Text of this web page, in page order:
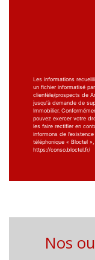
Les informations
un fichier informatisé
clientèle/prospects de
jusqu'à demande de
Immobilier.
pouvez exercer votre
les faire rectifier en
informons de
téléphonique « Bloctel
https://conso.bloctel.fr/
Nos